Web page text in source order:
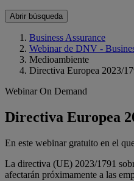
Abrir búsqueda
Business Assurance
Webinar de DNV -
Medioambiente
Directiva Europea 2023/
Webinar On Demand
Directiva Europea
En este webinar gratuito en el
La directiva (UE) 2023/1791
afectarán próximamente a las